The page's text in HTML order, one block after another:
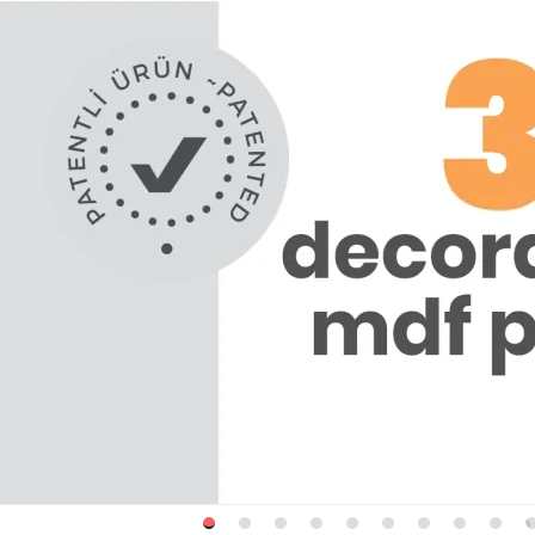
2 3 4 5 6 7 8 9 10